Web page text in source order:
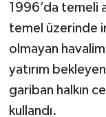
1996’da temeli
temel üzerinde
olmayan
yatırım
gariban halkın
kullandı.